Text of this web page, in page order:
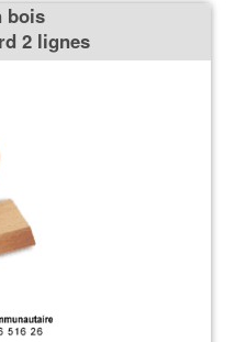
bois
2 lignes